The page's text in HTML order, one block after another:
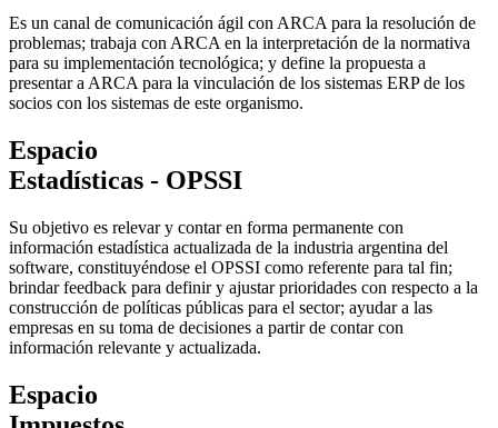
Es un canal de comunicación ágil con ARCA para la resolución de
problemas; trabaja con ARCA en la interpretación de la normativa
para su implementación tecnológica; y define la propuesta a
presentar a ARCA para la vinculación de los sistemas ERP de los
socios con los sistemas de este organismo.
Espacio
Estadísticas - OPSSI
Su objetivo es relevar y contar en forma permanente con
información estadística actualizada de la industria argentina del
software, constituyéndose el OPSSI como referente para tal fin;
brindar feedback para definir y ajustar prioridades con respecto a la
construcción de políticas públicas para el sector; ayudar a las
empresas en su toma de decisiones a partir de contar con
información relevante y actualizada.
Espacio